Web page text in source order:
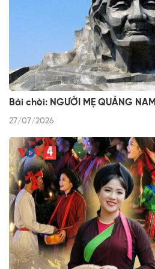
Bài chòi: NGƯỜI MẸ QUẢNG NAM
27/07/2026